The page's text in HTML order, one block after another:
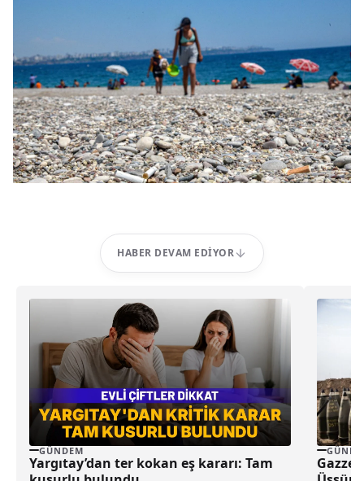
HABER DEVAM EDIYOR
GÜNDEM
Yargıtay’dan ter kokan eş kararı: Tam